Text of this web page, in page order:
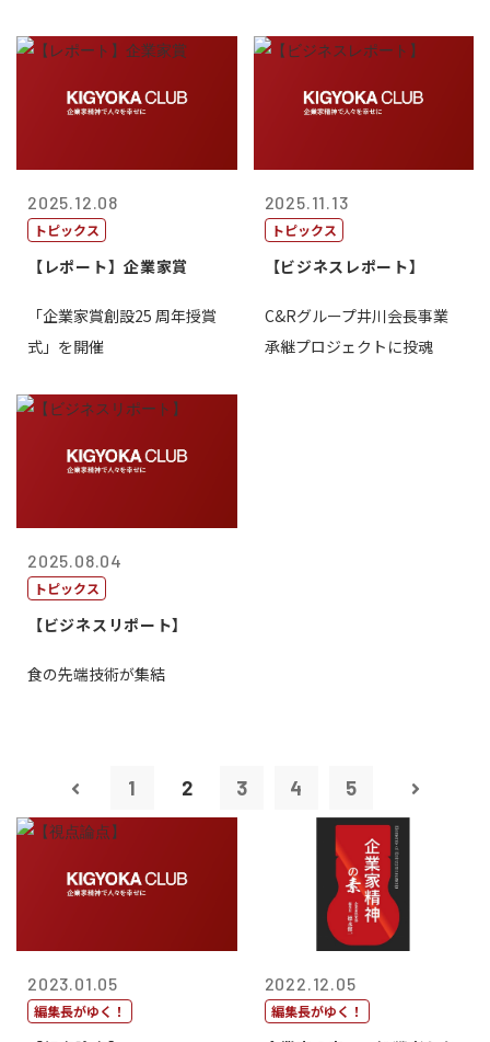
2025.12.08
トピックス
【レポート】企業家賞
「企業家賞創設25 周年授賞
式」を開催
2025.11.13
トピックス
【ビジネスレポート】
C&Rグループ井川会長事業
承継プロジェクトに投魂
2025.08.04
トピックス
【ビジネスリポート】
食の先端技術が集結
1 2 3 4 5
2023.01.05
編集長がゆく！
2022.12.05
編集長がゆく！